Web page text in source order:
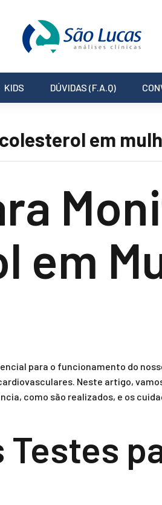
KIDS DÚVIDAS (F.A.Q)
em
em
para o funcionamento do
Neste artigo,
como são realizados, e os
Testes